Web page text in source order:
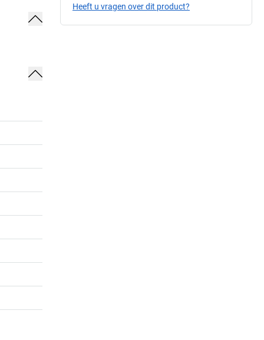
Heeft u vragen over dit product?